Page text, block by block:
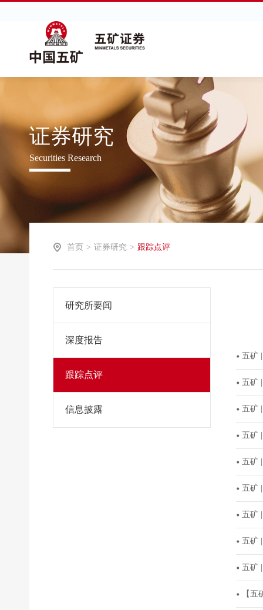
证券研究
Securities Research
首页 > 证券研究 > 跟踪点评
研究所要闻
深度报告
跟踪点评
信息披露
五矿
五矿
五矿
五矿
五矿
五矿
五矿
五矿
五矿
【